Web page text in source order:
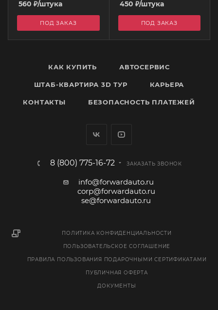
560 ₽/штука
ПОД ЗАКАЗ
450 ₽/штука
ПОД ЗАКАЗ
КАК КУПИТЬ АВТОСЕРВИС
ШТАБ-КВАРТИРА 3D ТУР КАРЬЕРА
КОНТАКТЫ БЕЗОПАСНОСТЬ ПЛАТЕЖЕЙ
8 (800) 775-16-72 ЗАКАЗАТЬ ЗВОНОК
info@forwardauto.ru
corp@forwardauto.ru
se@forwardauto.ru
ПОЛИТИКА КОНФИДЕНЦИАЛЬНОСТИ
ПОЛЬЗОВАТЕЛЬСКОЕ СОГЛАШЕНИЕ
ПРАВИЛА ПОЛЬЗОВАНИЯ ПОДАРОЧНЫМИ СЕРТИФИКАТАМИ
ПУБЛИЧНАЯ ОФЕРТА
ДОКУМЕНТЫ